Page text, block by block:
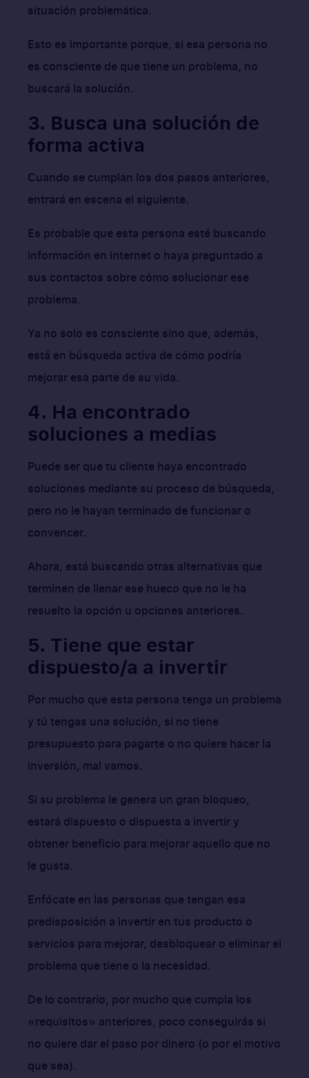
situación problemática.
Esto es importante porque, si esa persona no
es consciente de que tiene un problema, no
buscará la solución.
3. Busca una solución de
forma activa
Cuando se cumplan los dos pasos anteriores,
entrará en escena el siguiente.
Es probable que esta persona esté buscando
información en internet o haya preguntado a
sus contactos sobre cómo solucionar ese
problema.
Ya no solo es consciente sino que, además,
está en búsqueda activa de cómo podría
mejorar esa parte de su vida.
4. Ha encontrado
soluciones a medias
Puede ser que tu cliente haya encontrado
soluciones mediante su proceso de búsqueda,
pero no le hayan terminado de funcionar o
convencer.
Ahora, está buscando otras alternativas que
terminen de llenar ese hueco que no le ha
resuelto la opción u opciones anteriores.
5. Tiene que estar
dispuesto/a a invertir
Por mucho que esta persona tenga un problema
y tú tengas una solución, si no tiene
presupuesto para pagarte o no quiere hacer la
inversión, mal vamos.
Si su problema le genera un gran bloqueo,
estará dispuesto o dispuesta a invertir y
obtener beneficio para mejorar aquello que no
le gusta.
Enfócate en las personas que tengan esa
predisposición a invertir en tus producto o
servicios para mejorar, desbloquear o eliminar el
problema que tiene o la necesidad.
De lo contrario, por mucho que cumpla los
«requisitos» anteriores, poco conseguirás si
no quiere dar el paso por dinero (o por el motivo
que sea).